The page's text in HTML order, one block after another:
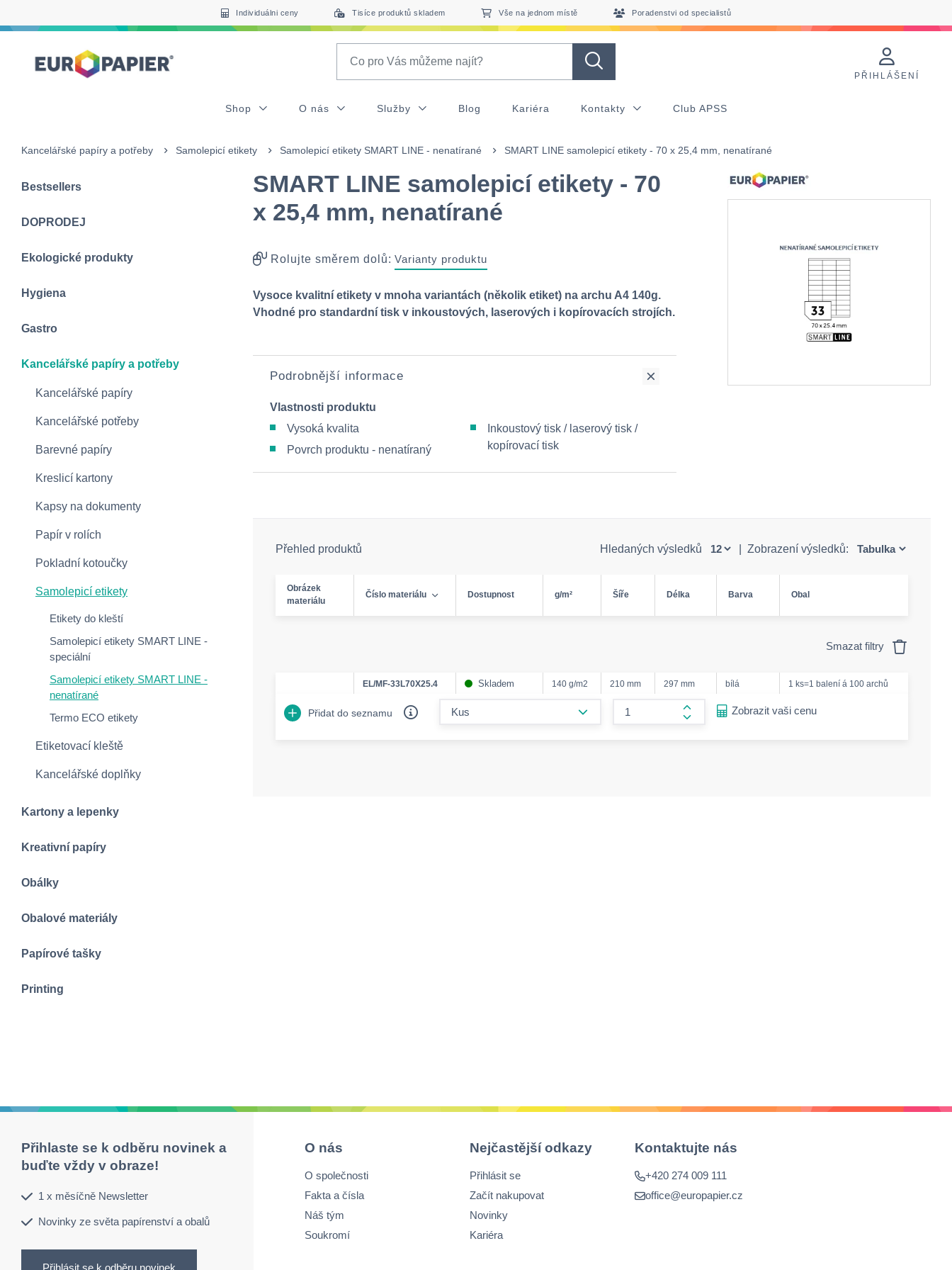
Individuálni ceny Tisíce produktů skladem Vše na jednom místě Poradenstvi od specialistů
PŘIHLÁŠENÍ
Shop O nás Služby Blog Kariéra Kontakty Club APSS
Kancelářské papíry a potřeby Samolepicí etikety Samolepicí etikety SMART LINE - nenatírané SMART LINE samolepicí etikety - 70 x 25,4 mm, nenatírané
Bestsellers
DOPRODEJ
Ekologické produkty
Hygiena
Gastro
Kancelářské papíry a potřeby
Kancelářské papíry
Kancelářské potřeby
Barevné papíry
Kreslicí kartony
Kapsy na dokumenty
Papír v rolích
Pokladní kotoučky
Samolepicí etikety
Etikety do kleští
Samolepicí etikety SMART LINE -
speciální
Samolepicí etikety SMART LINE -
nenatírané
Termo ECO etikety
Etiketovací kleště
Kancelářské doplňky
Kartony a lepenky
Kreativní papíry
Obálky
Obalové materiály
Papírové tašky
Printing
SMART LINE samolepicí etikety - 70
x 25,4 mm, nenatírané
Rolujte směrem dolů: Varianty produktu
Vysoce kvalitní etikety v mnoha variantách (několik etiket) na archu A4 140g.
Vhodné pro standardní tisk v inkoustových, laserových i kopírovacích strojích.
Podrobnější informace
Vlastnosti produktu
Vysoká kvalita
Povrch produktu - nenatíraný
Inkoustový tisk / laserový tisk /
kopírovací tisk
Přehled produktů Hledaných výsledků Zobrazení výsledků:
Obrázek
materiálu
Číslo materiálu Dostupnost g/m² Šíře Délka Barva Obal
Smazat filtry
EL/MF-33L70X25.4 Skladem 140 g/m2 210 mm 297 mm bílá 1 ks=1 balení á 100 archů
Přidat do seznamu
form.increase-amount
Zobrazit vaši cenu
Přihlaste se k odběru novinek a
buďte vždy v obraze!
1 x měsíčně Newsletter
Novinky ze světa papírenství a obalů
Přihlásit se k odběru novinek
O nás
O společnosti
Fakta a čísla
Náš tým
Soukromí
Nejčastější odkazy
Přihlásit se
Začít nakupovat
Novinky
Kariéra
Kontaktujte nás
+420 274 009 111
office@europapier.cz